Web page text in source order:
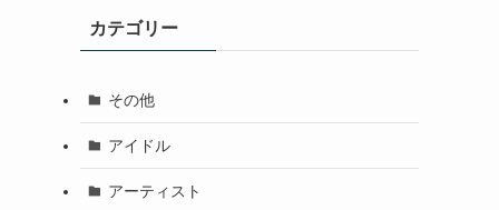
カテゴリー
その他
アイドル
アーティスト